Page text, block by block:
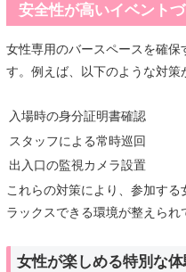
安全性が高いイベント
女性専用のバースペースを確保
す。例えば、以下のような対策
入場時の身分証明書確認
スタッフによる常時巡回
出入口の監視カメラ設置
これらの対策により、参加す
ラックスできる環境が整えられ
女性が楽しめる特別な